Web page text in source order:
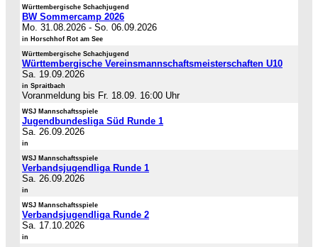
Württembergische Schachjugend
BW Sommercamp 2026
Mo. 31.08.2026 - So. 06.09.2026
in Horschhof Rot am See
Württembergische Schachjugend
Württembergische Vereinsmannschaftsmeisterschaften U10
Sa. 19.09.2026
in Spraitbach
Voranmeldung bis Fr. 18.09. 16:00 Uhr
WSJ Mannschaftsspiele
Jugendbundesliga Süd Runde 1
Sa. 26.09.2026
in
WSJ Mannschaftsspiele
Verbandsjugendliga Runde 1
Sa. 26.09.2026
in
WSJ Mannschaftsspiele
Verbandsjugendliga Runde 2
Sa. 17.10.2026
in